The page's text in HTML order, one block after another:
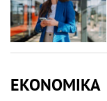
EKONOMIKA